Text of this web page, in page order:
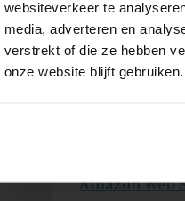
websiteverkeer te
media, adverteren en
verstrekt of die ze hebben
onze website blijft gebruiken.
Wat is
Internet of
met
Amazon Web